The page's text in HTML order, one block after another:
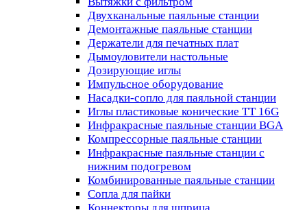
Двухканальные паяльные станции
Демонтажные паяльные станции
Держатели для печатных плат
Дымоуловители настольные
Дозирующие иглы
Импульсное оборудование
Насадки-сопло для паяльной станции
Иглы пластиковые конические TT 16G
Инфракрасные паяльные станции BGA
Компрессорные паяльные станции
Инфракрасные паяльные станции с
нижним подогревом
Комбинированные паяльные станции
Сопла для пайки
Коннекторы для шприца